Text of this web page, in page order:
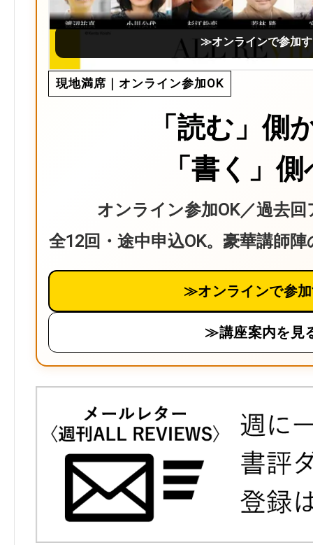
≫オンラインで参加
現地満席｜オンライン参加OK
「読む」側
「書く」
オンライン参加OK／過去
全12回・途中申込OK。豪華講師
≫オンラインで参
≫講座案内を見